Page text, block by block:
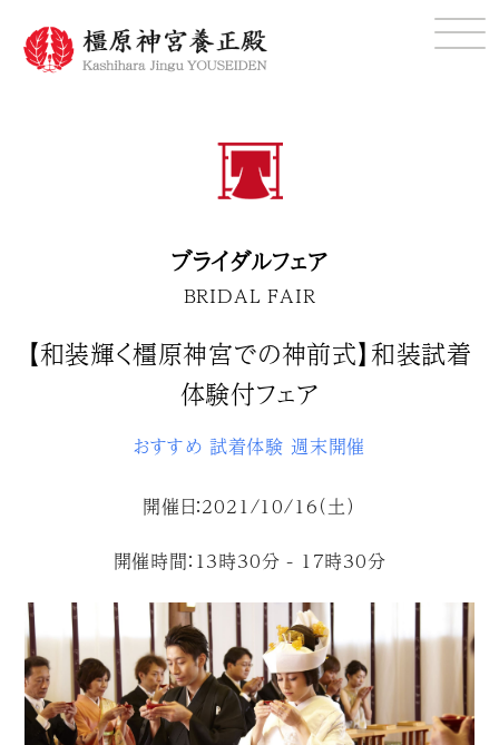
ブライダルフェア
BRIDAL FAIR
【和装輝く橿原神宮での神前式】和装試着
体験付フェア
おすすめ 試着体験 週末開催
開催日：2021/10/16（土）
開催時間：13時30分 - 17時30分